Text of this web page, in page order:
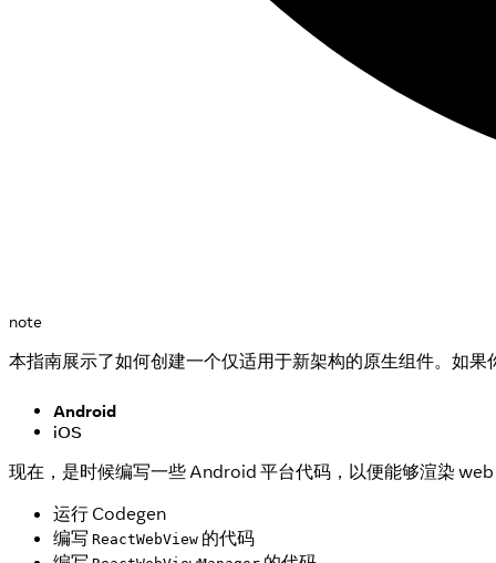
note
本指南展示了如何创建一个仅适用于新架构的原生组件。如
Android
iOS
现在，是时候编写一些 Android 平台代码，以便能够渲染
运行 Codegen
编写 ReactWebView 的代码